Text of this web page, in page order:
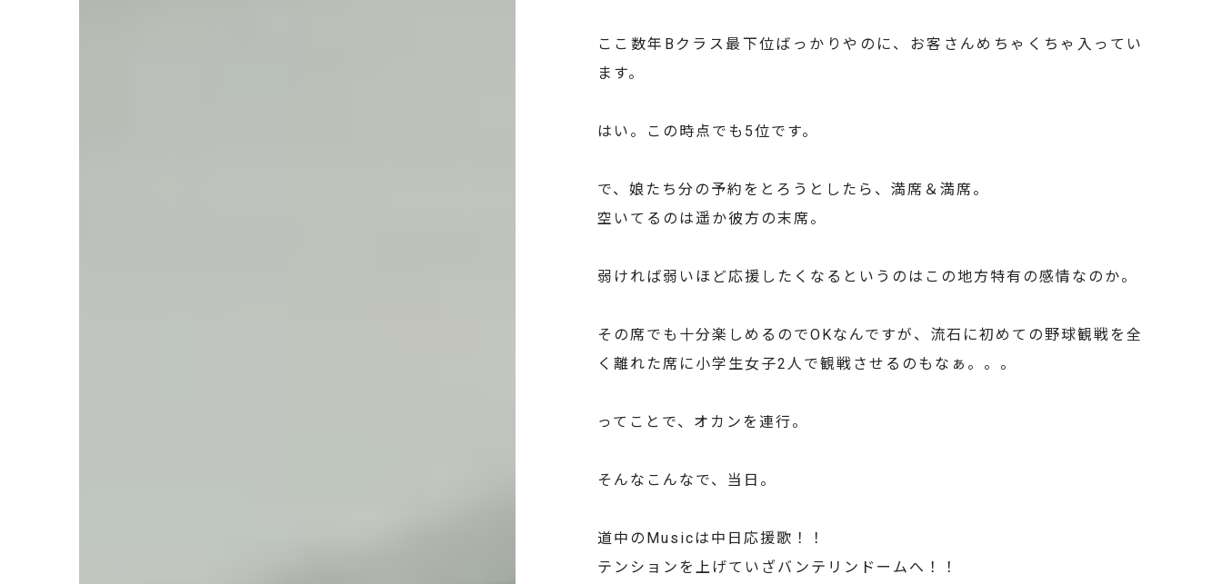
ここ数年Bクラス最下位ばっかりやのに、お客さんめちゃくちゃ入ってい
ます。
はい。この時点でも5位です。
で、娘たち分の予約をとろうとしたら、満席＆満席。
空いてるのは遥か彼方の末席。
弱ければ弱いほど応援したくなるというのはこの地方特有の感情なのか。
その席でも十分楽しめるのでOKなんですが、流石に初めての野球観戦を全
く離れた席に小学生女子2人で観戦させるのもなぁ。。。
ってことで、オカンを連行。
そんなこんなで、当日。
道中のMusicは中日応援歌！！
テンションを上げていざバンテリンドームへ！！